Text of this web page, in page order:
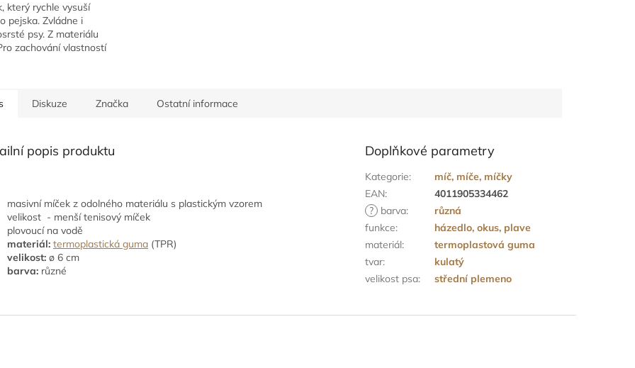
který rychle vysuší
pejska. Zvládne i
psy. Z materiálu
zachování vlastností
Diskuze Značka Ostatní informace
popis produktu
masivní míček z odolného materiálu s plastickým vzorem
velikost - menší tenisový míček
plovoucí na vodě
materiál: termoplastická guma (TPR)
velikost: ø 6 cm
barva: různé
Doplňkové parametry
Kategorie:
míč, míče, míčky
EAN:
4011905334462
?
barva:
různá
funkce:
házedlo, okus, plave
materiál:
termoplastová guma
tvar:
kulatý
velikost psa: střední plemeno